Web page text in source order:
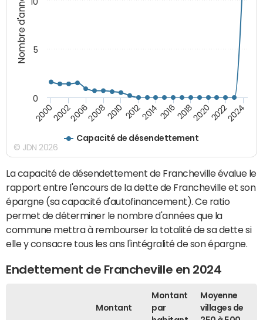
Nombre d'années
Capacité de désendettement
20002002200620082010 2012201420162018202020222024
0
5
© JDN 2026
La capacité de désendettement de Francheville évalue le
rapport entre l'encours de la dette de Francheville et son
épargne (sa capacité d'autofinancement). Ce ratio
permet de déterminer le nombre d'années que la
commune mettra à rembourser la totalité de sa dette si
elle y consacre tous les ans l'intégralité de son épargne.
Endettement de Francheville en 2024
Montant
Montant
par
Moyenne
villages de